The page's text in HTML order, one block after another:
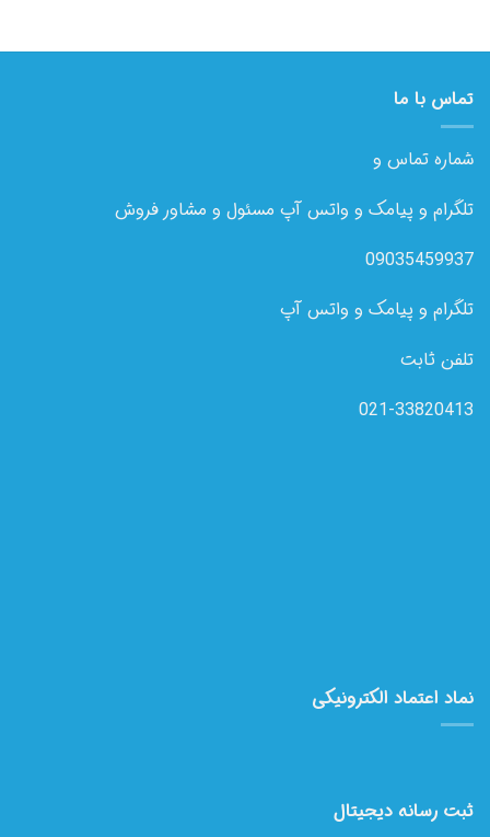
تماس با ما
شماره تماس و
تلگرام و پیامک و واتس آپ مسئول و مشاور فروش
09035459937
تلگرام و پیامک و واتس آپ
تلفن ثابت
021-33820413
نماد اعتماد الکترونیکی
ثبت رسانه دیجیتال